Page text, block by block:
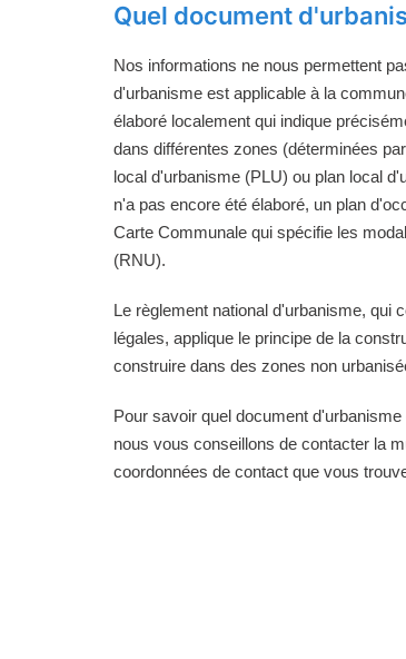
Quel document
Nos informations ne nous permettent
d'urbanisme est applicable à la
élaboré localement qui indique
dans différentes zones (déterminées
local d'urbanisme (PLU) ou plan local
n'a pas encore été élaboré, un plan
Carte Communale qui spécifie les
(RNU).
Le règlement national d'urbanisme, qui
légales, applique le principe de la
construire dans des zones non
Pour savoir quel document
nous vous conseillons de contacter la
coordonnées de contact que vous